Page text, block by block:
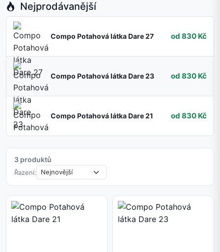
Nejprodávanější
Compo Potahová látka Dare 27 od 830 Kč
Compo Potahová látka Dare 23 od 830 Kč
Compo Potahová látka Dare 21 od 830 Kč
3 produktů
Řazení: